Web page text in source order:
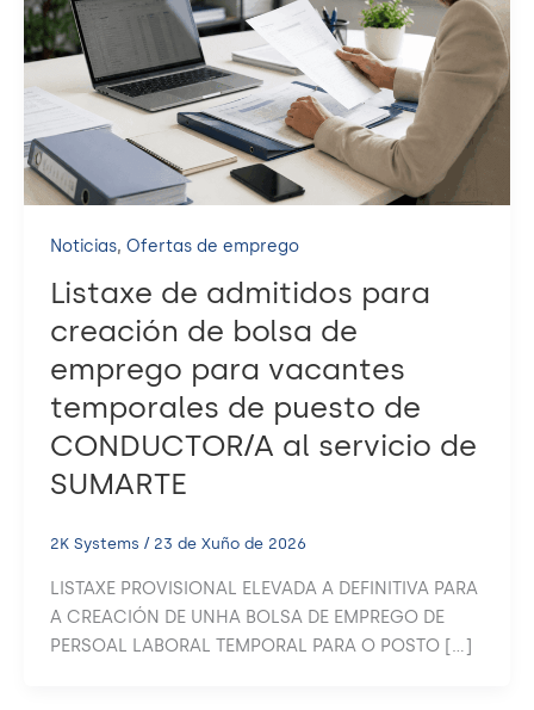
Noticias, Ofertas de emprego
Listaxe de admitidos para
creación de bolsa de
emprego para vacantes
temporales de puesto de
CONDUCTOR/A al servicio de
SUMARTE
2K Systems / 23 de Xuño de 2026
LISTAXE PROVISIONAL ELEVADA A DEFINITIVA PARA
A CREACIÓN DE UNHA BOLSA DE EMPREGO DE
PERSOAL LABORAL TEMPORAL PARA O POSTO […]